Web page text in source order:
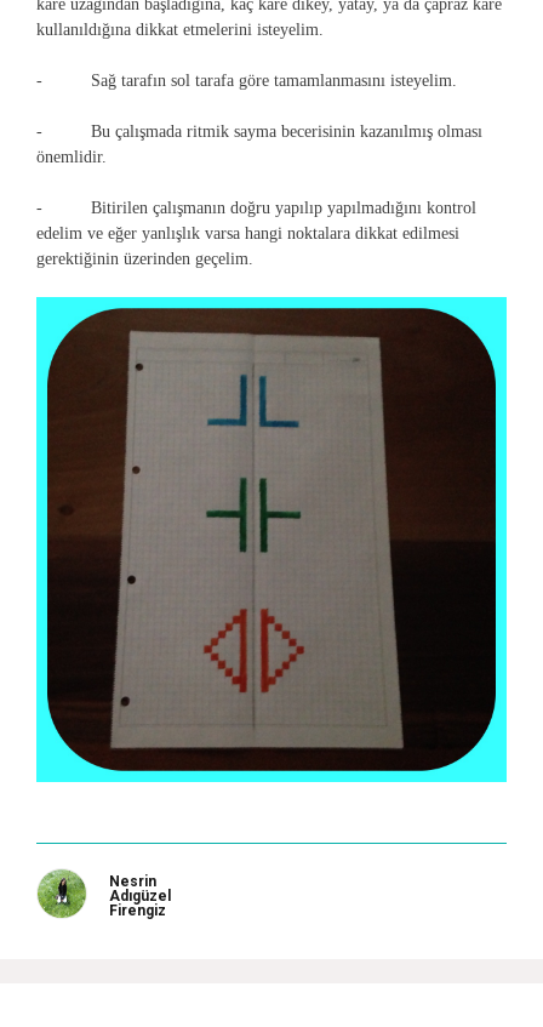
kare uzağından başladığına, kaç kare dikey, yatay, ya da çapraz kare
kullanıldığına dikkat etmelerini isteyelim.
- Sağ tarafın sol tarafa göre tamamlanmasını isteyelim.
- Bu çalışmada ritmik sayma becerisinin kazanılmış olması
önemlidir.
- Bitirilen çalışmanın doğru yapılıp yapılmadığını kontrol
edelim ve eğer yanlışlık varsa hangi noktalara dikkat edilmesi
gerektiğinin üzerinden geçelim.
Nesrin
Adıgüzel
Firengiz